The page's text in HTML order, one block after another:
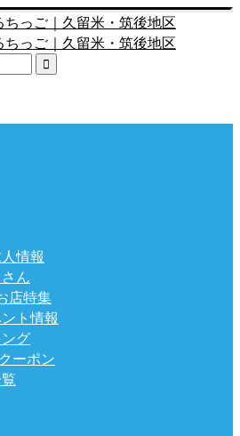

情報
ん
店特集
ト情報
グ
ーポン